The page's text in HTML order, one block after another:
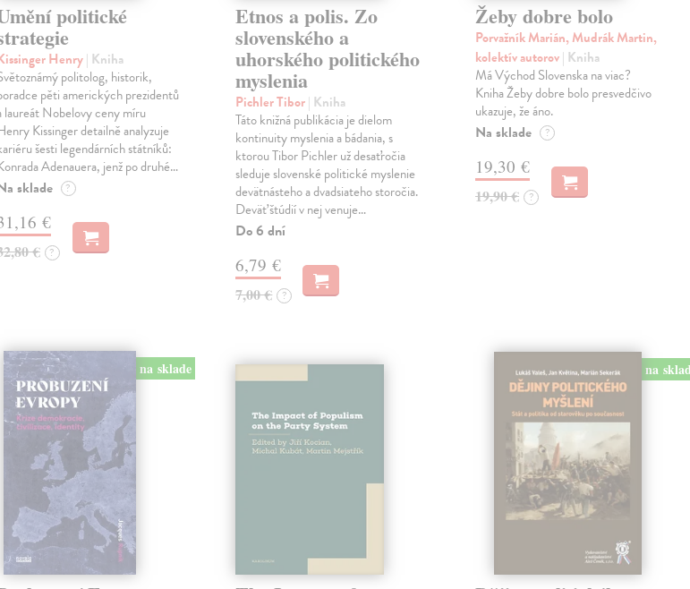
politické
Henry| Kniha
politolog, historik,
pěti amerických prezidentů
laureát Nobelovy ceny míru
Kissinger detailně analyzuje
šesti legendárních státníků:
Adenauera, jenž po druhé…
sklade ?
€
€ ?
Etnos a polis. Zo
slovenského a
uhorského politického
myslenia
Pichler Tibor| Kniha
Táto knižná publikácia je dielom
kontinuity myslenia a bádania, s
ktorou Tibor Pichler už desaťročia
sleduje slovenské politické myslenie
devätnásteho a dvadsiateho storočia.
Deväť štúdií v nej venuje…
Do 6 dní
6,79 €
7,00 € ?
Žeby dobre bolo
Porvažník Marián, Mudrák Martin,
kolektív autorov| Kniha
Má Východ Slovenska na viac?
Kniha Žeby dobre bolo presvedčivo
ukazuje, že áno.
Na sklade ?
19,30 €
19,90 € ?
na sklade na